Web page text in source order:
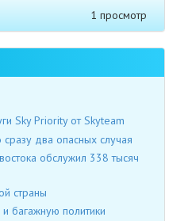
1 просмотр
Sky Priority от Skyteam
два опасных случая
обслужил 338 тысяч
страны
багажную политики